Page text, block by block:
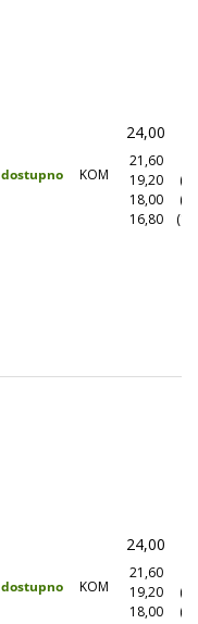
dostupno KOM
24,00
21,60
19,20
18,00
16,80
dostupno KOM
24,00
21,60
19,20
18,00